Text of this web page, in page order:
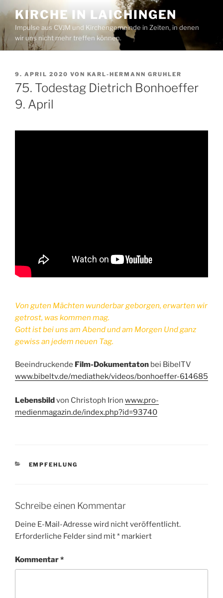
Inhalt
springen
KIRCHE IN LAICHINGEN
Impulse aus CVJM und Kirchengemeinde in Zeiten, in denen
wir uns nicht mehr treffen können.
VERÖFFENTLICHT
AM
9. APRIL 2020 VON KARL-HERMANN GRUHLER
75. Todestag Dietrich Bonhoeffer
9. April
Von guten Mächten wunderbar geborgen, erwarten wir
getrost, was kommen mag.
Gott ist bei uns am Abend und am Morgen Und ganz
gewiss an jedem neuen Tag.
Beeindruckende Film-Dokumentaton bei BibelTV
www.bibeltv.de/mediathek/videos/bonhoeffer-614685
Lebensbildvon Christoph Irion www.pro-
medienmagazin.de/index.php?id=93740
KATEGORIEN
EMPFEHLUNG
Schreibe einen Kommentar
Deine E-Mail-Adresse wird nicht veröffentlicht.
Erforderliche Felder sind mit* markiert
Kommentar*